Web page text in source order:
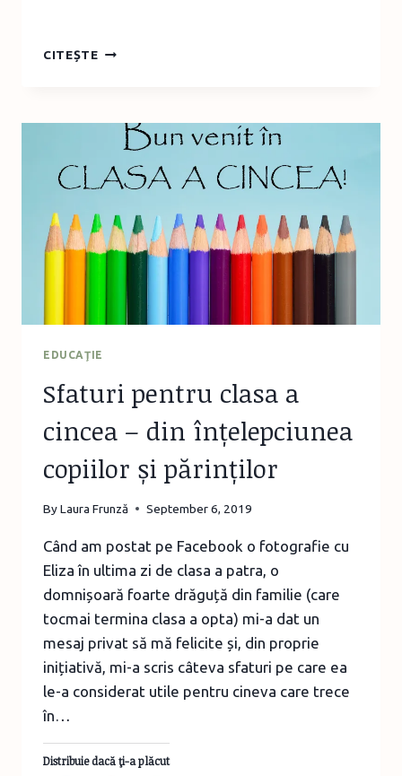
CITEȘTENOI
JUNIOR
LA
EDITURA
EDUCAŢIE
Sfaturi pentru clasa a
cincea – din înțelepciunea
copiilor și părinților
ByLaura Frunză September 6, 2019
Când am postat pe Facebook o fotografie cu
Eliza în ultima zi de clasa a patra, o
domnișoară foarte drăguță din familie (care
tocmai termina clasa a opta) mi-a dat un
mesaj privat să mă felicite și, din proprie
inițiativă, mi-a scris câteva sfaturi pe care ea
le-a considerat utile pentru cineva care trece
în…
Distribuie dacă ţi-a plăcut